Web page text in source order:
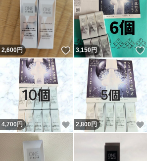
いいね！
2,600円 いいね！
3,150円
いいね！
4,700 円 いいね！
2,800円